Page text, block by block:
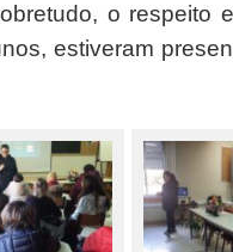
o respeito
estiveram